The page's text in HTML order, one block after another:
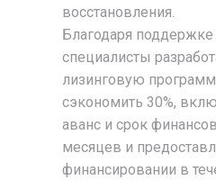
восстановления.
Благодаря
специалисты
лизинговую
сэкономить 30%,
аванс и срок
месяцев и
финансировании в